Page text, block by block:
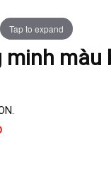
Tap to expand
minh màu